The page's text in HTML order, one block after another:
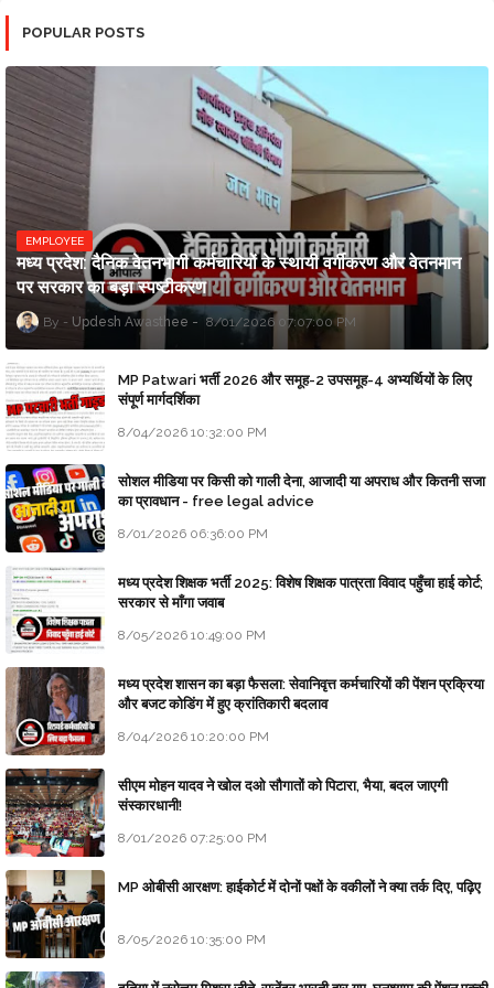
POPULAR POSTS
EMPLOYEE
मध्य प्रदेश: दैनिक वेतनभोगी कर्मचारियों के स्थायी वर्गीकरण और वेतनमान
पर सरकार का बड़ा स्पष्टीकरण
Updesh Awasthee 8/01/2026 07:07:00 PM
MP Patwari भर्ती 2026 और समूह-2 उपसमूह-4 अभ्यर्थियों के लिए
संपूर्ण मार्गदर्शिका
8/04/2026 10:32:00 PM
सोशल मीडिया पर किसी को गाली देना, आजादी या अपराध और कितनी सजा
का प्रावधान - free legal advice
8/01/2026 06:36:00 PM
मध्य प्रदेश शिक्षक भर्ती 2025: विशेष शिक्षक पात्रता विवाद पहुँचा हाई कोर्ट;
सरकार से माँगा जवाब
8/05/2026 10:49:00 PM
मध्य प्रदेश शासन का बड़ा फैसला: सेवानिवृत्त कर्मचारियों की पेंशन प्रक्रिया
और बजट कोडिंग में हुए क्रांतिकारी बदलाव
8/04/2026 10:20:00 PM
सीएम मोहन यादव ने खोल दओ सौगातों को पिटारा, भैया, बदल जाएगी
संस्कारधानी!
8/01/2026 07:25:00 PM
MP ओबीसी आरक्षण: हाईकोर्ट में दोनों पक्षों के वकीलों ने क्या तर्क दिए, पढ़िए
8/05/2026 10:35:00 PM